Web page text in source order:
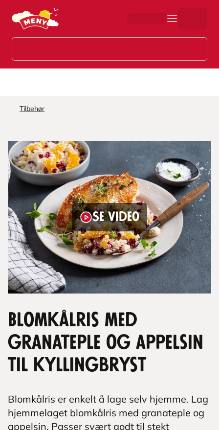
Hopp til hovedinnhold
Tilbehør
Blomkålris med
granateple og appelsin
til kyllingbryst
Blomkålris er enkelt å lage selv hjemme. Lag
hjemmelaget blomkålris med granateple og
appelsin. Passer svært godt til stekt
Se video